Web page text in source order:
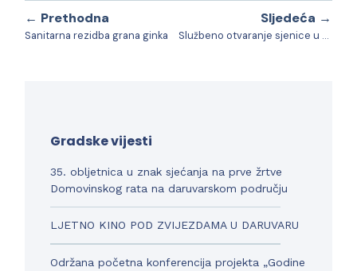
← Prethodna
Sanitarna rezidba grana ginka
Sljedeća →
Službeno otvaranje sjenice u Udruzi “Korak dalje” Daruvar
Gradske vijesti
35. obljetnica u znak sjećanja na prve žrtve
Domovinskog rata na daruvarskom području
LJETNO KINO POD ZVIJEZDAMA U DARUVARU
Održana početna konferencija projekta „Godine